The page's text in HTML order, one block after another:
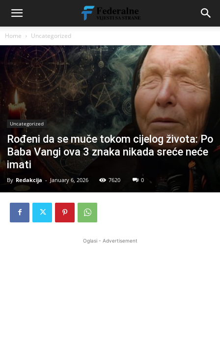
Home Uncategorized
Uncategorized
Rođeni da se muče tokom cijelog života: Po
Baba Vangi ova 3 znaka nikada sreće neće
imati
By Redakcija - January 6, 2026 7620 0
Oglasi - Advertisement